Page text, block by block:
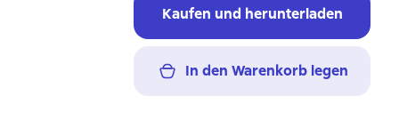
Kaufen und herunterladen
In den Warenkorb legen